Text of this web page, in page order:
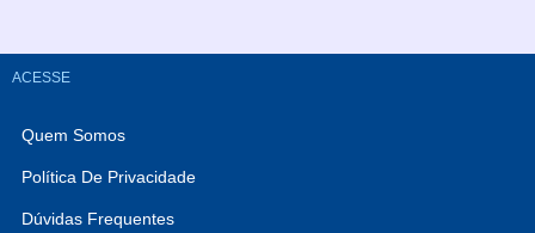
ACESSE
Quem Somos
Política De Privacidade
Dúvidas Frequentes